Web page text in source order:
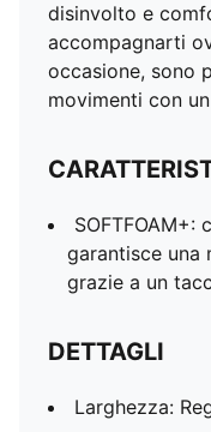
disinvolto e
accompagnarti
occasione, sono
movimenti con
garantisce una
grazie a un
DETTAGLI
Larghezza: